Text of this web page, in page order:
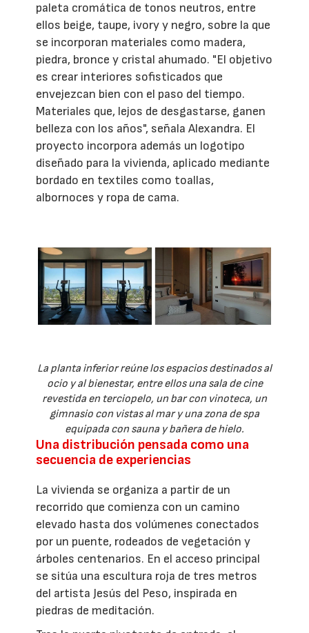
paleta cromática de tonos neutros, entre
ellos beige, taupe, ivory y negro, sobre la que
se incorporan materiales como madera,
piedra, bronce y cristal ahumado. "El objetivo
es crear interiores sofisticados que
envejezcan bien con el paso del tiempo.
Materiales que, lejos de desgastarse, ganen
belleza con los años", señala Alexandra. El
proyecto incorpora además un logotipo
diseñado para la vivienda, aplicado mediante
bordado en textiles como toallas,
albornoces y ropa de cama.
La planta inferior reúne los espacios destinados al
ocio y al bienestar, entre ellos una sala de cine
revestida en terciopelo, un bar con vinoteca, un
gimnasio con vistas al mar y una zona de spa
equipada con sauna y bañera de hielo.
Una distribución pensada como una
secuencia de experiencias
La vivienda se organiza a partir de un
recorrido que comienza con un camino
elevado hasta dos volúmenes conectados
por un puente, rodeados de vegetación y
árboles centenarios. En el acceso principal
se sitúa una escultura roja de tres metros
del artista Jesús del Peso, inspirada en
piedras de meditación.